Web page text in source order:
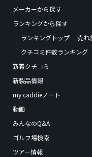
メーカーから探す
ランキングから探す
ランキングトップ
売れ
クチコミ件数ランキング
新着クチコミ
新製品情報
my caddieノート
動画
みんなのQ&A
ゴルフ場検索
ツアー情報